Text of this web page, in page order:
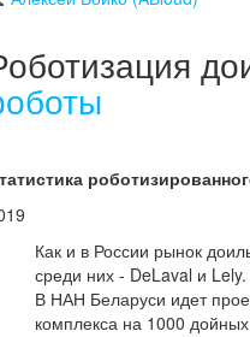
Как и в России рынок
среди них - DeLaval и
В НАН Беларуси идет
комплекса на 1000